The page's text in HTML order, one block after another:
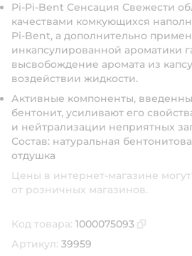
Pi-Pi-Bent Сенсация Свежести
качествами комкующихся
Pi-Bent, а дополнительно
инкапсулированной ароматики
высвобождение аромата из
воздействии жидкости.
Активные компоненты,
бентонит, усиливают его
и нейтрализации неприятных
Состав: натуральная
отдушка
Цены в интернет-магазине могут
от розничных магазинов.
Код товара: 1000075093
Артикул: 39959